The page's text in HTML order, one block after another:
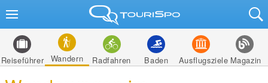
Reiseführer Wandern Radfahren Baden Ausflugsziele Magazin